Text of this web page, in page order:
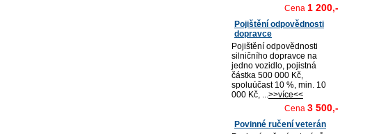
Cena 1 200,-
Pojištění odpovědnosti
dopravce
Pojištění odpovědnosti
silničního dopravce na
jedno vozidlo, pojistná
částka 500 000 Kč,
spoluúčast 10 %, min. 10
000 Kč, ...>>více<<
Cena 3 500,-
Povinné ručení veterán